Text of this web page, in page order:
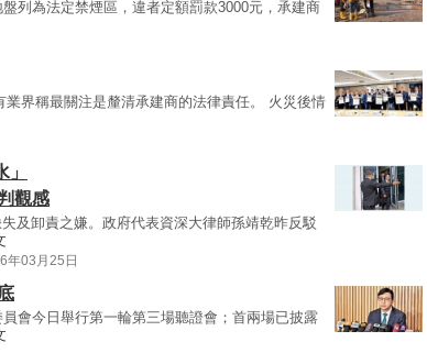
列為法定禁煙區，違者定額罰款3000元，承建商
業界稱最關注是釐清承建商的法律責任。 火災後情
觀感
失及卸責之嫌。政府代表資深大律師孫靖乾昨反駁
年03月25日
會今日舉行第一輪第三場聽證會；首兩場已披露